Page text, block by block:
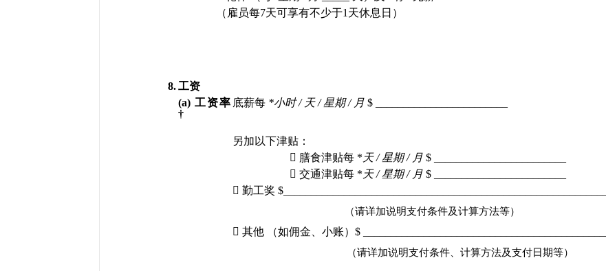
（雇员每7天可享有不少于1 天休息日）
8. 工资
(a) 工资率
†
底薪每 *小时 / 天 / 星期 / 月 $ ________________________
另加以下津贴：
 膳食津贴每 * 天 / 星期 / 月 $ ________________________
 交通津贴每 * 天 / 星期 / 月 $ ________________________
 勤工奖 $___________________________________________________________
（请详加说明支付条件及计算方法等）
 其他 （如佣金、小账）$ _____________________________________________
（请详加说明支付条件、计算方法及支付日期等）